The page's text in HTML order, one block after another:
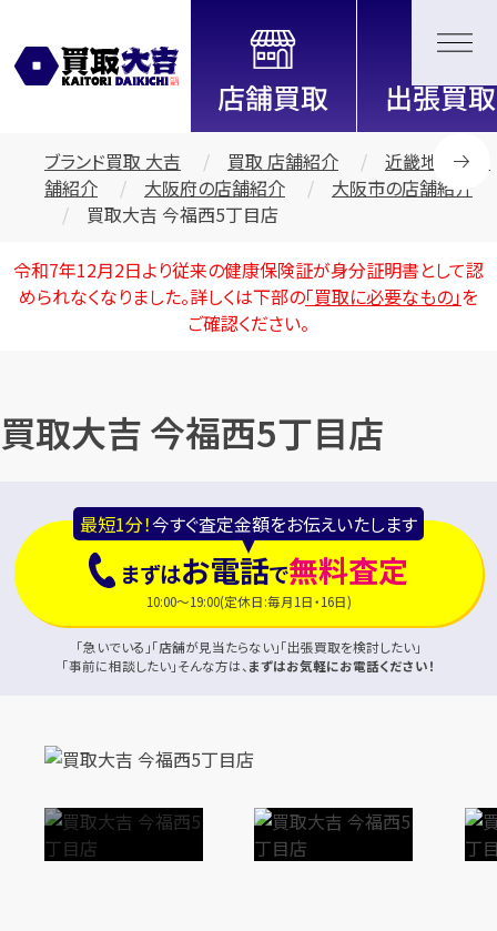
全国2200店舗以上展開中！
信頼と実績の買取専門店「買取大
吉」
ブランド買取 大吉 買取 店舗紹介
近畿地区の店
舗紹介
大阪府の店舗紹介
大阪市の店舗紹介
買取大吉 今福西5丁目店
令和7年12月2日より従来の健康保険証が身分証明書として認
められなくなりました。詳しくは下部の「買取に必要なもの」を
ご確認ください。
買取大吉 今福西5丁目店
最短1分！今すぐ査定金額をお伝えいたします
まずはお電話で無料査定
10:00～19:00(定休日:毎月1日・16日)
「急いでいる」「店舗が見当たらない」「出張買取を検討したい」
「事前に相談したい」そんな方は、まずはお気軽にお電話ください！